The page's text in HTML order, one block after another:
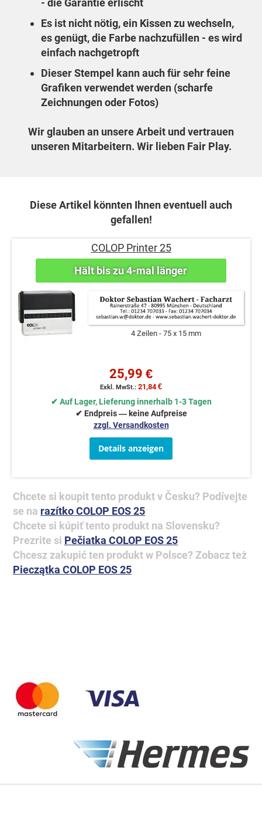
Es ist nicht nötig, ein Kissen zu wechseln,
es genügt, die Farbe nachzufüllen - es wird
einfach nachgetropft
Dieser Stempel kann auch für sehr feine
Grafiken verwendet werden (scharfe
Zeichnungen oder Fotos)
Wir glauben an unsere Arbeit und vertrauen
unseren Mitarbeitern. Wir lieben Fair Play.
Diese Artikel könnten Ihnen eventuell auch
gefallen!
COLOP Printer 25
4 Zeilen 75 x 15 mm
25,99 €
21,84 €
✔ Auf Lager, Lieferung innerhalb 1-3 Tagen
✔ Endpreis — keine Aufpreise
zzgl. Versandkosten
Details anzeigen
Chcete si koupit tento produkt v Česku? Podívejte
se na razítko COLOP EOS 25
Chcete si kúpiť tento produkt na Slovensku?
Prezrite si Pečiatka COLOP EOS 25
Chcesz zakupić ten produkt w Polsce? Zobacz też
Pieczątka COLOP EOS 25